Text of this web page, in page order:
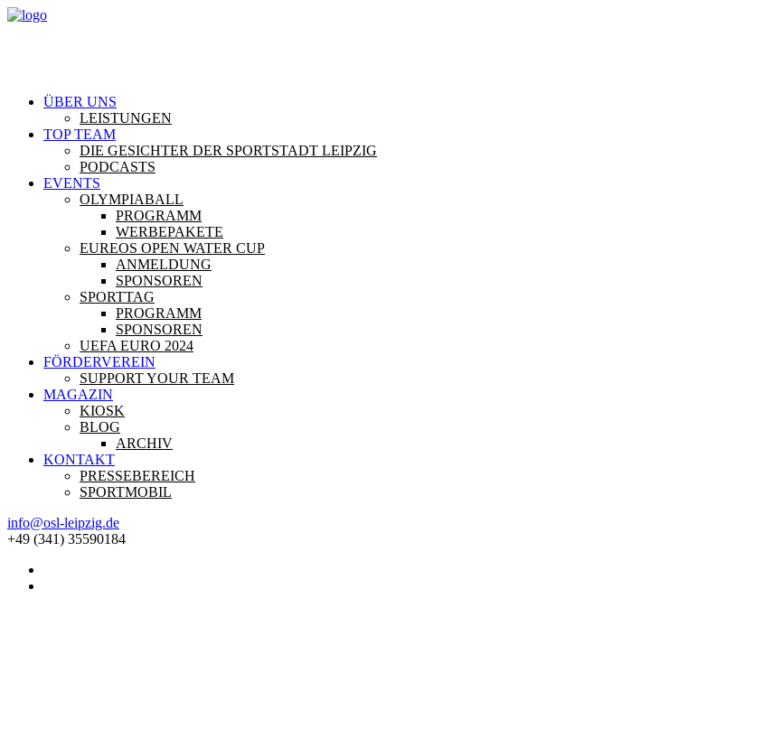
ÜBER UNS
LEISTUNGEN
TOP TEAM
DIE GESICHTER DER SPORTSTADT LEIPZIG
PODCASTS
EVENTS
OLYMPIABALL
PROGRAMM
WERBEPAKETE
EUREOS OPEN WATER CUP
ANMELDUNG
SPONSOREN
SPORTTAG
PROGRAMM
SPONSOREN
UEFA EURO 2024
FÖRDERVEREIN
SUPPORT YOUR TEAM
MAGAZIN
KIOSK
BLOG
ARCHIV
KONTAKT
PRESSEBEREICH
SPORTMOBIL
info@osl-leipzig.de
+49 (341) 35590184